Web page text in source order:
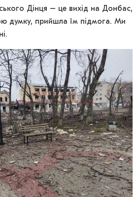
Дінця – це вихід на Донбас,
думку, прийшла їм підмога. Ми